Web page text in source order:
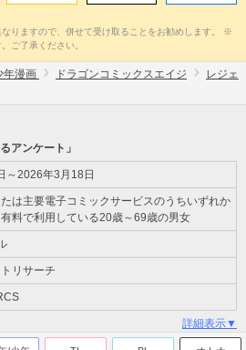
りますので、併せて受け取ることをお勧めします。 ※
ご了承ください。
年漫画 ドラゴンコミックスエイジ
レジェ
アンケート」
～2026年3月18日
は主要電子コミックサービスのうちいずれか
料で利用している20歳～69歳の男女
リサーチ
詳細表示▼